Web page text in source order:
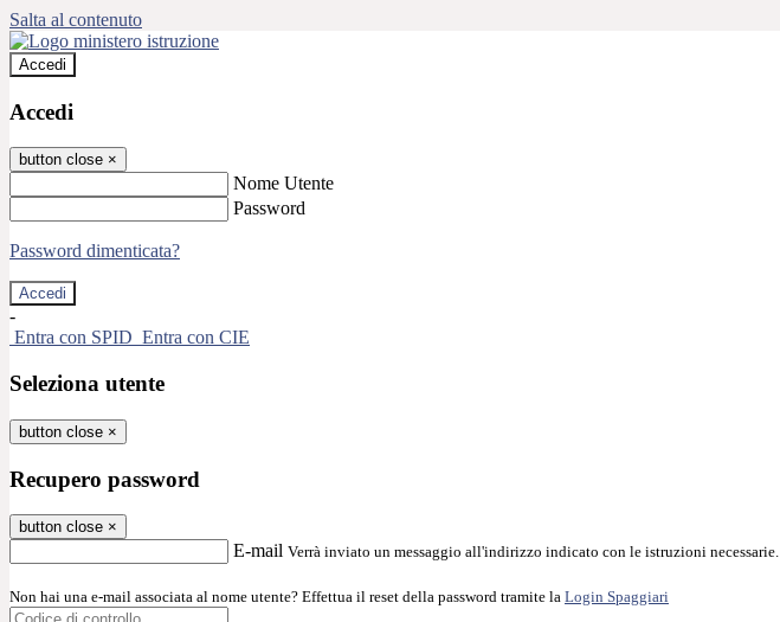
Salta al contenuto
Accedi
Accedi
button close ×
Nome Utente
Password
Password dimenticata?
-
Entra con SPID Entra con CIE
Seleziona utente
button close ×
Recupero password
button close ×
E-mail Verrà inviato un messaggio all'indirizzo indicato con le istruzioni necessarie.
Non hai una e-mail associata al nome utente? Effettua il reset della password tramite la Login Spaggiari